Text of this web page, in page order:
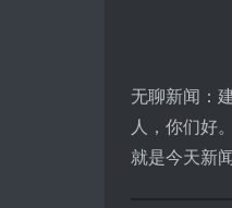
无聊新闻：
人，你们好
就是今天新